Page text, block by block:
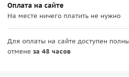
Оплата на сайте
На месте ничего платить не нужно
Для оплаты на сайте доступен
отмене за 48 часов